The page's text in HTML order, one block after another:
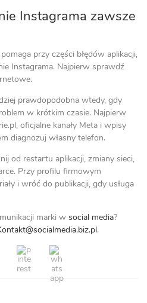
Instagrama zawsze
przy części błędów aplikacji,
Instagrama. Najpierw sprawdź
prawdopodobna wtedy, gdy
w krótkim czasie. Najpierw
oficjalne kanały Meta i wpisy
diagnozuj własny telefon.
od restartu aplikacji, zmiany sieci,
Przy profilu firmowym
i wróć do publikacji, gdy usługa
marki w social media?
.